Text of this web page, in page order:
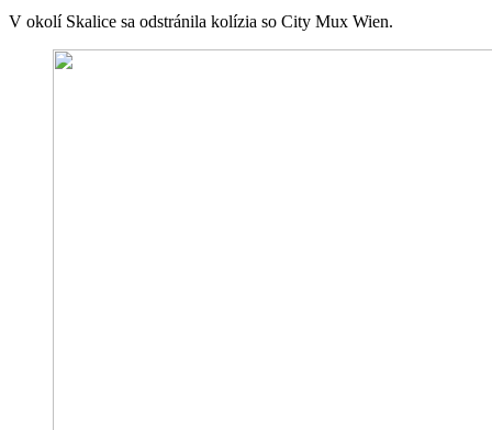
V okolí Skalice sa odstránila kolízia so City Mux Wien.